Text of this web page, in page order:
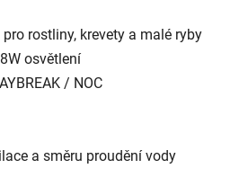
rostliny, krevety a malé ryby
osvětlení
/ NOC
a směru proudění vody